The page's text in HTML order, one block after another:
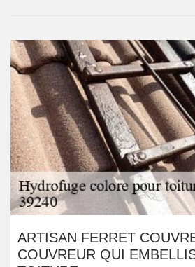
ARTISAN FERRET
COUVREUR QUI